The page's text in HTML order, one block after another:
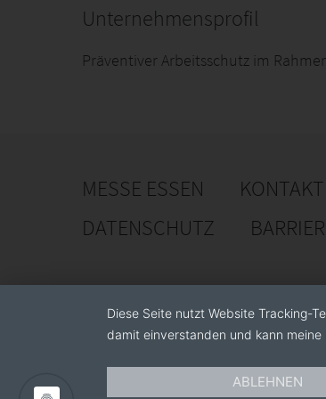
Unternehmensprofil
Präventiver Arbeitsschutz im
MESSE ESSEN KONTAKT
DATENSCHUTZ
Diese Seite nutzt Website Tracking-
damit einverstanden und kann
ABLEHNEN